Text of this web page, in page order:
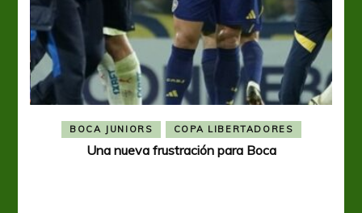
BOCA JUNIORS COPA LIBERTADORES
Una nueva frustración para Boca